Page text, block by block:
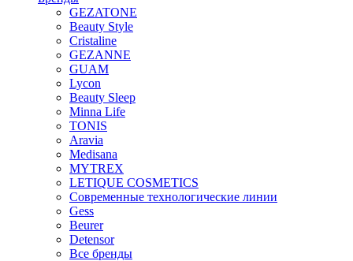
GEZATONE
Beauty Style
Cristaline
GEZANNE
GUAM
Lycon
Beauty Sleep
Minna Life
TONIS
Aravia
Medisana
MYTREX
LETIQUE COSMETICS
Современные технологические линии
Gess
Beurer
Detensor
Все бренды